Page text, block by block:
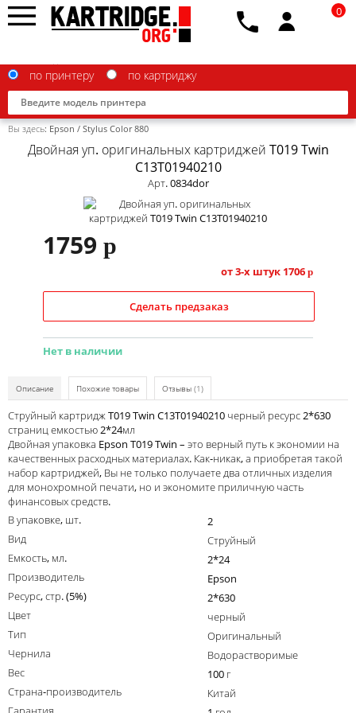
Epson
IBM
Konica Minolta
Kyocera
Lexmark
OKI
Panasonic
Samsung
Sharp
Для франкировальной машины
Ленточные картриджи
по принтеру по картриджу
0
Вы здесь: Epson / Stylus Color 880
Двойная уп. оригинальных картриджей T019 Twin
C13T01940210
Арт. 0834dor
1759 p
от 3-х штук 1706 p
Сделать предзаказ
Нет в наличии
Описание Похожие товары Отзывы (1)
Струйный картридж T019 Twin C13T01940210 черный ресурс 2*630
страниц емкостью 2*24мл
Двойная упаковка Epson T019 Twin – это верный путь к экономии на
качественных расходных материалах. Как-никак, а приобретая такой
набор картриджей, Вы не только получаете два отличных изделия
для монохромной печати, но и экономите приличную часть
финансовых средств.
В упаковке, шт.
2
Вид
Струйный
Емкость, мл.
2*24
Производитель
Epson
Ресурс, стр. (5%)
2*630
Цвет
черный
Тип
Оригинальный
Чернила
Водорастворимые
Вес
100 г
Страна-производитель
Китай